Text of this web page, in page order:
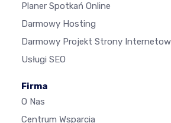
Planer Spotkań Online
Darmowy Hosting
Darmowy Projekt Strony
Usługi SEO
Firma
O Nas
Centrum Wsparcia